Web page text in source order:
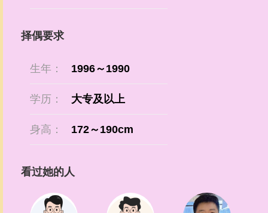
择偶要求
生年： 1996～1990
学历： 大专及以上
身高： 172～190cm
看过她的人